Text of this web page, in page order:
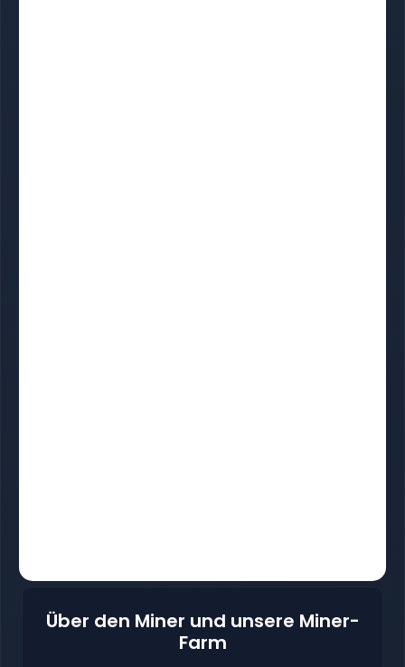
Über den Miner und unsere Miner-
Farm